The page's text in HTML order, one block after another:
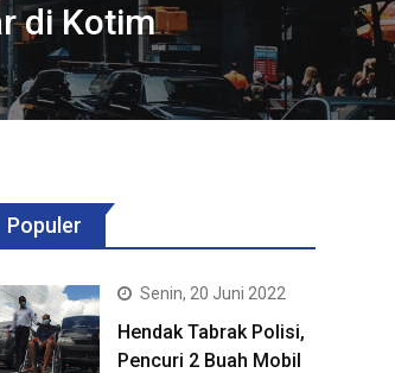
di Kotim
Populer
Senin, 20 Juni 2022
Hendak Tabrak Polisi,
Pencuri 2 Buah Mobil